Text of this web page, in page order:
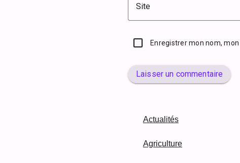
Site
Enregistrer mon nom,
Laisser un commentaire
Actualités
Agriculture